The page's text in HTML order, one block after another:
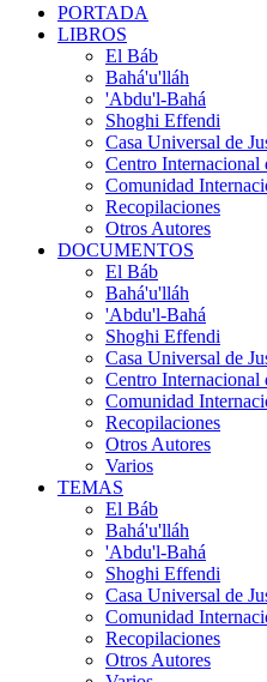
PORTADA
LIBROS
El Báb
Bahá'u'lláh
'Abdu'l-Bahá
Shoghi Effendi
Casa Universal de
Centro Internacional
Comunidad
Recopilaciones
Otros Autores
DOCUMENTOS
El Báb
Bahá'u'lláh
'Abdu'l-Bahá
Shoghi Effendi
Casa Universal de
Centro Internacional
Comunidad
Recopilaciones
Otros Autores
Varios
TEMAS
El Báb
Bahá'u'lláh
'Abdu'l-Bahá
Shoghi Effendi
Casa Universal de
Comunidad
Recopilaciones
Otros Autores